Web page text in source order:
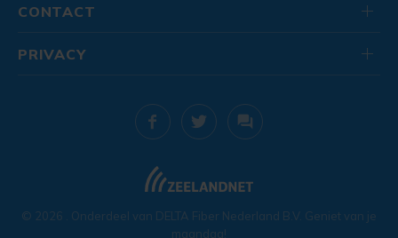
CONTACT
© 2026 . Onderdeel van DELTA Fiber Nederland B.V. Geniet van je
maandag!
PRIVACY